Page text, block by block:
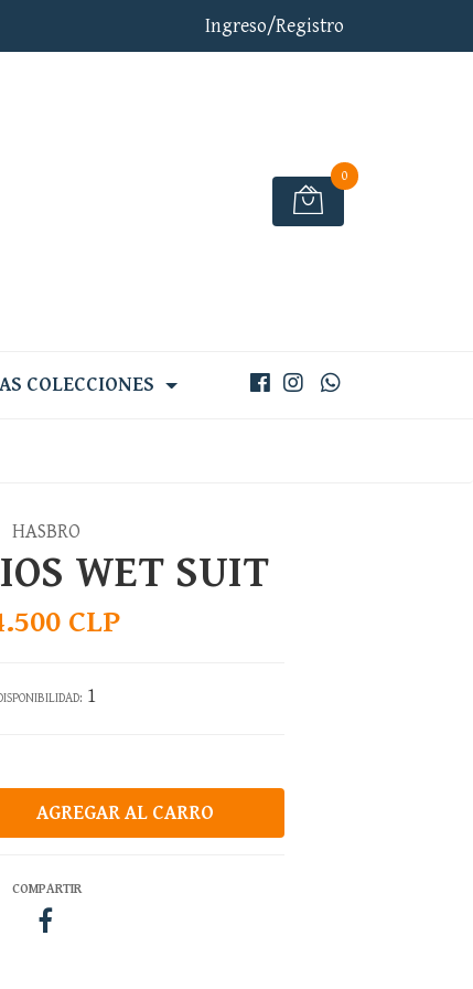
Ingreso/Registro
0
COLECCIONES
HASBRO
WET SUIT
CLP
1
COMPARTIR